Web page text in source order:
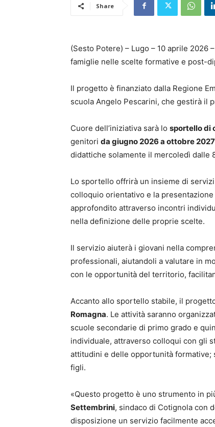
Share
(Sesto Potere) – Lugo – 10 aprile 2026
famiglie nelle scelte formative e post-
Il progetto è finanziato dalla Regione
scuola Angelo Pescarini, che gestirà il
Cuore dell’iniziativa sarà lo sportello di
genitori da giugno 2026 a ottobre 2027
didattiche solamente il mercoledì dalle
Lo sportello offrirà un insieme di
colloquio orientativo e la
approfondito attraverso incontri
nella definizione delle proprie scelte.
Il servizio aiuterà i giovani nella
professionali, aiutandoli a valutare in
con le opportunità del territorio,
Accanto allo sportello stabile, il
Romagna. Le attività saranno
scuole secondarie di primo grado e
individuale, attraverso colloqui con gli
attitudini e delle opportunità
figli.
«Questo progetto è uno strumento in
Settembrini, sindaco di Cotignola con
disposizione un servizio facilmente